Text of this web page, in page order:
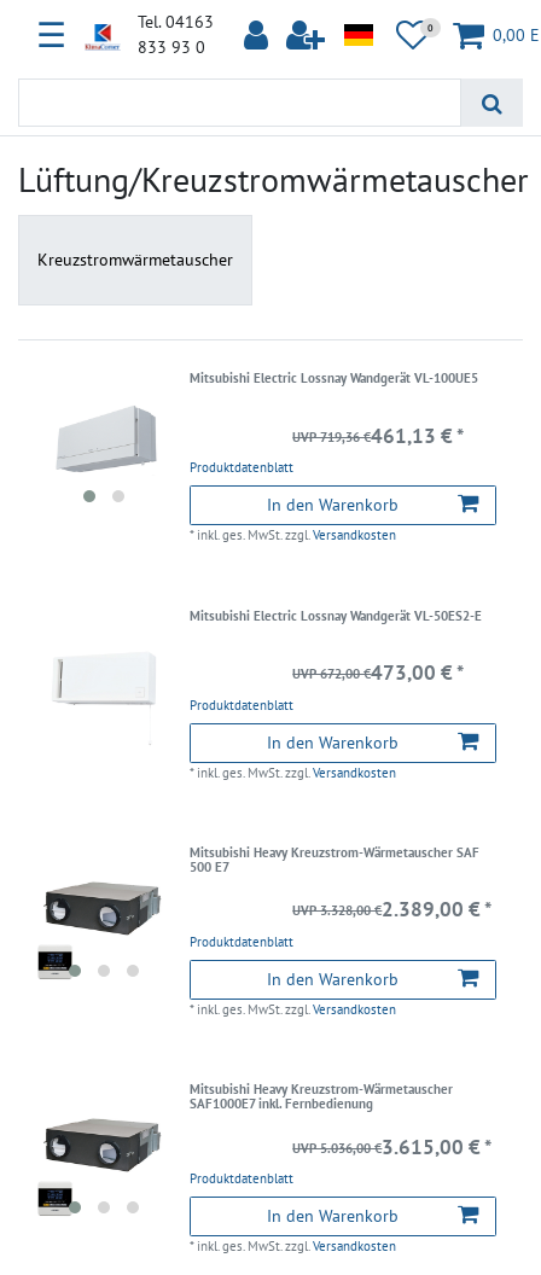
☰
Tel. 04163
833 93 0
0 0,00
Lüftung/Kreuzstromwärmetauscher
Kreuzstromwärmetauscher
Mitsubishi Electric Lossnay Wandgerät VL-100UE5
Produktdatenblatt
UVP 719,36 €461,13 € *
In den Warenkorb
* inkl. ges. MwSt.zzgl.Versandkosten
Mitsubishi Electric Lossnay Wandgerät VL-50ES2-E
Produktdatenblatt
UVP 672,00 €473,00 € *
In den Warenkorb
* inkl. ges. MwSt. zzgl.Versandkosten
Mitsubishi Heavy Kreuzstrom-Wärmetauscher SAF
500 E7
Produktdatenblatt
UVP 3.328,00 €2.389,00 € *
In den Warenkorb
* inkl. ges. MwSt.zzgl.Versandkosten
Mitsubishi Heavy Kreuzstrom-Wärmetauscher
SAF1000E7 inkl. Fernbedienung
Produktdatenblatt
UVP 5.036,00 €3.615,00 € *
In den Warenkorb
* inkl. ges. MwSt.zzgl.Versandkosten